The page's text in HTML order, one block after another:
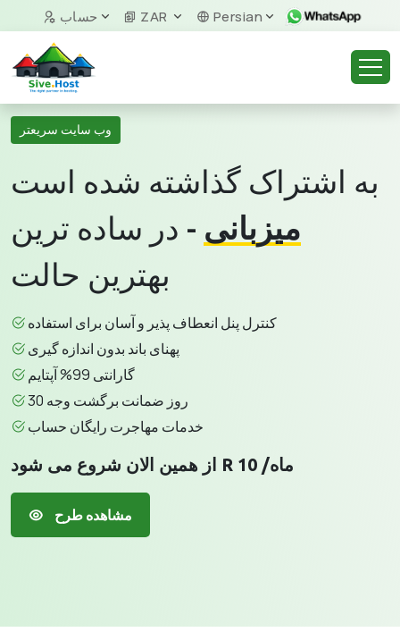
حساب ZAR Persian
وب سایت سریعتر
به اشتراک گذاشته شده است
میزبانی - در ساده ترین
بهترین حالت
کنترل پنل انعطاف پذیر و آسان برای استفاده
پهنای باند بدون اندازه گیری
گارانتی 99% آپتایم
30 روز ضمانت برگشت وجه
خدمات مهاجرت رایگان حساب
از همین الان شروع می شود R 10 /ماه
مشاهده طرح